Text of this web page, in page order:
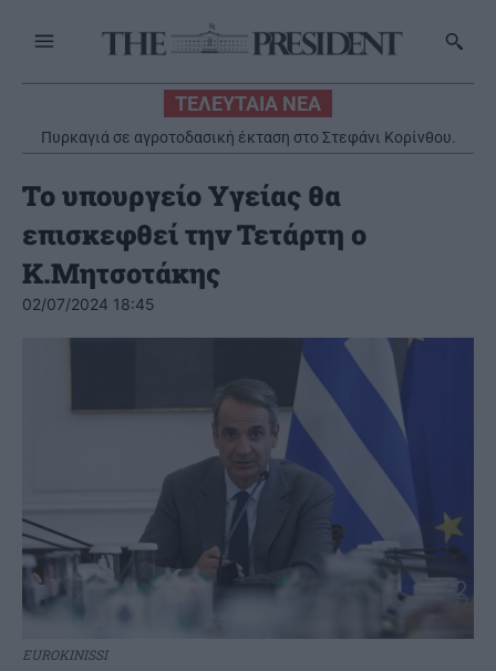
ΤΕΛΕΥΤΑΙΑ ΝΕΑ
Πυρκαγιά σε αγροτοδασική έκταση στο Στεφάνι Κορίνθου.
Εστάλη 112
Το υπουργείο Υγείας θα
επισκεφθεί την Τετάρτη ο
Κ.Μητσοτάκης
02/07/2024 18:45
EUROKINISSI